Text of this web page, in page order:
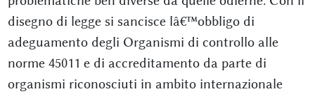
disegno di legge si sancisce lâ€™obbligo di
adeguamento degli Organismi di controllo alle
norme 45011 e di accreditamento da parte di
organismi riconosciuti in ambito internazionale